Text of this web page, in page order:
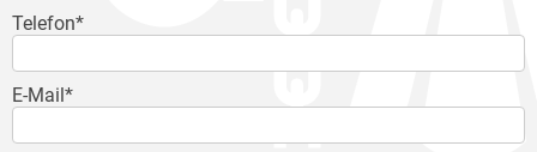
Telefon*
E-Mail*